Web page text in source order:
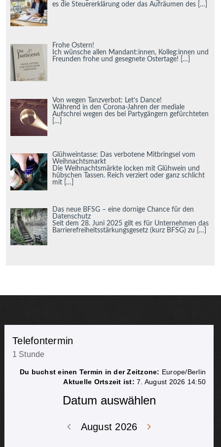
es die Steuererklärung oder das Aufräumen des
[…]
Frohe Ostern!
Ich wünsche allen Mandant:innen, Kolleg:innen und
Freunden frohe und gesegnete Ostertage! […]
Von wegen Tanzverbot: Let‘s Dance!
Während in den Corona-Jahren der mediale
Aufschrei wegen des bei Partygängern gefürchteten
[…]
Glühweintasse: Das verbotene Mitbringsel vom
Weihnachtsmarkt
Die Weihnachtsmärkte locken mit Glühwein und
hübschen Tassen. Reich verziert oder ganz schlicht
mit
[…]
Das neue BFSG – eine dornige Chance für den
Datenschutz
Seit dem 28. Juni 2025 gilt es für Unternehmen das
Barrierefreiheitsstärkungsgesetz (kurz BFSG) zu
[…]